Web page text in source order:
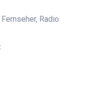
Radio